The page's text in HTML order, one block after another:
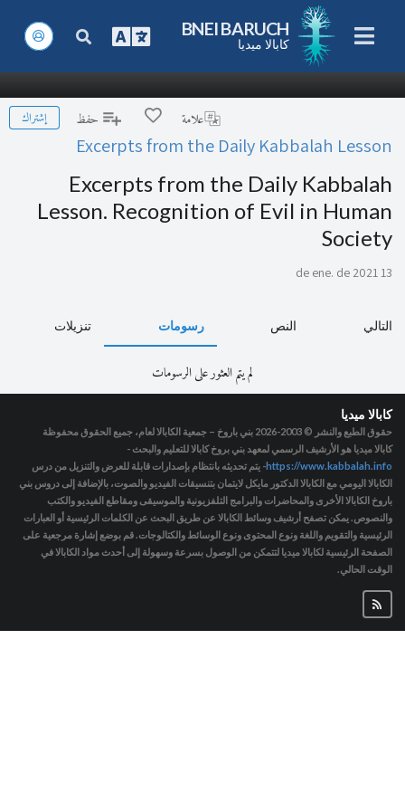
BNEI BARUCH
كابالا ميديا
علامة حفظ إشتراك
Excerpts from the Daily Kabbalah Lesson
Excerpts from the Daily Kabbalah
Lesson. Recognition of Evil in Human
Society
13 de ene. de 2021
التالي النص رسومات تنزيلات
لم يتم العثور على الرسومات
كابالا ميديا
حقوق الطبع والنشر © 2003-2026
بني باروخ – جمعية الكابالا لعام، جميع الحقوق محفوظة
كابالا ميديا هو الأرشيف الرسمي لمعهد بني بروخ كابالا للتعليم والبحث -
https://www.kabbalah.info- يتم تحديثه بانتظام بإصدارات قابلة للعرض والتنزيل من درس
الكابالا اليومي مع الكابالا الدكتور مايكل لايتمان بتنسيقات الفيديو والصوت، بالإضافة إلى دروس بني
باروخ الكابالا الأخرى والمحاضرات والبرامج التلفزيونية والموسيقى ومقاطع الفيديو والكتب
والنصوص. يمكن تصفح أرشيف وسائط الكابالا عن طريق البحث عن الكلمات الرئيسية أو العبارات
الرئيسية والتقويم واللغة ونوع المحتوى ونوع الوسائط والكتالوجات. قم بوضع إشارة مرجعية على
الصفحة الرئيسية لكابالا ميديا لتتمكن من الوصول بسرعة وسهولة إلى أحدث مواد الكابالا في
الوقت الحالي.